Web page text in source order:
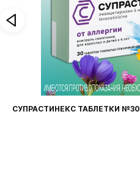
СУПРАСТИНЕКС ТАБЛЕТКИ №30